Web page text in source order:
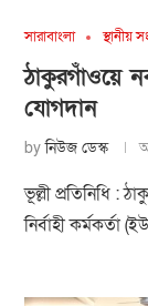
সারাবাংলা স্থানীয়
ঠাকুরগাঁওয়ে
যোগদান
byনিউজ ডেস্ক
ভূল্লী প্রতিনিধি :
নির্বাহী কর্মকর্তা